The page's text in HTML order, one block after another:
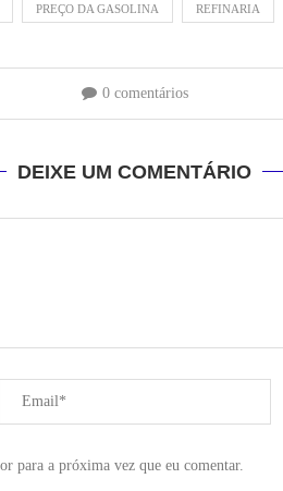
PREÇO DA GASOLINA REFINARIA
0 comentários
DEIXE UM COMENTÁRIO
para a próxima vez que eu comentar.